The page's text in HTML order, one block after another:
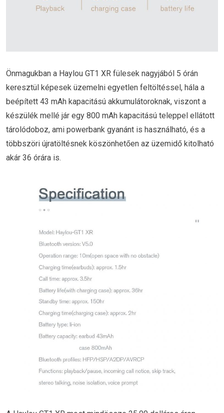
Önmagukban a Haylou GT1 XR fülesek nagyjából 5 órán
keresztül képesek üzemelni egyetlen feltöltéssel, hála a
beépített 43 mAh kapacitású akkumulátoroknak, viszont a
készülék mellé jár egy 800 mAh kapacitású teleppel ellátott
tárolódoboz, ami powerbank gyanánt is használható, és a
többszöri újratöltésnek köszönhetően az üzemidő kitolható
akár 36 órára is.